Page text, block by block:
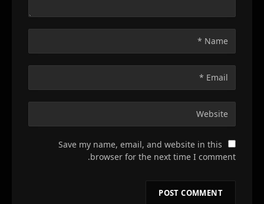
Save my name, email, and website in this
browser for the next time I comment.